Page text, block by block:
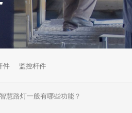
件 监控杆件
智慧路灯一般有哪些功能？